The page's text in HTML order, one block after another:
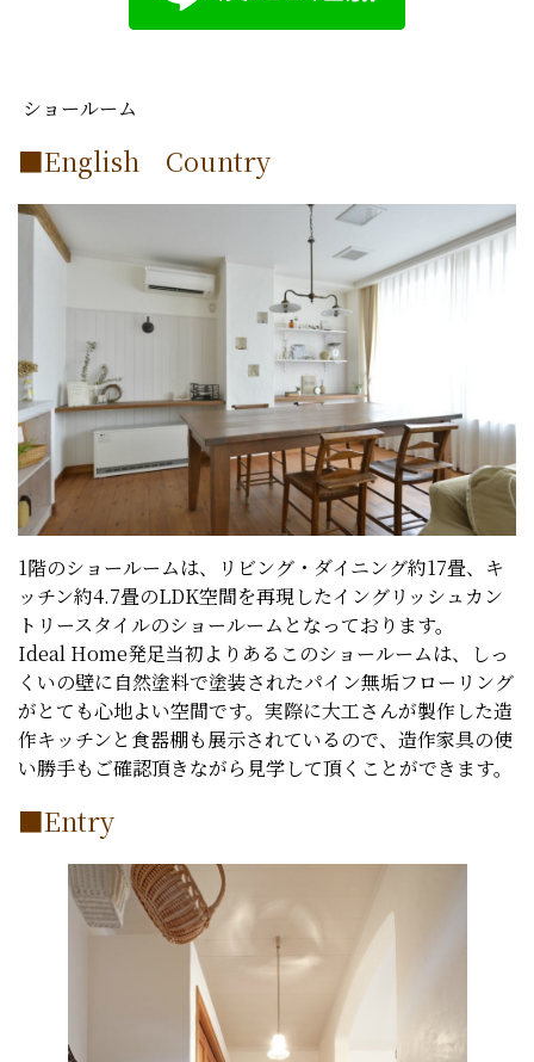
ショールーム
■English Country
1階のショールームは、リビング・ダイニング約17畳、キ
ッチン約4.7畳のLDK空間を再現したイングリッシュカン
トリースタイルのショールームとなっております。
Ideal Home発足当初よりあるこのショールームは、しっ
くいの壁に自然塗料で塗装されたパイン無垢フローリング
がとても心地よい空間です。実際に大工さんが製作した造
作キッチンと食器棚も展示されているので、造作家具の使
い勝手もご確認頂きながら見学して頂くことができます。
■Entry